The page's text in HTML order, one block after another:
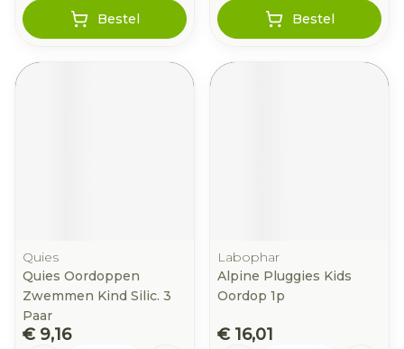
Bestel Bestel
Quies
Quies Oordoppen
Zwemmen Kind Silic. 3
Paar
€ 9,16
Labophar
Alpine Pluggies Kids
Oordop 1p
€ 16,01